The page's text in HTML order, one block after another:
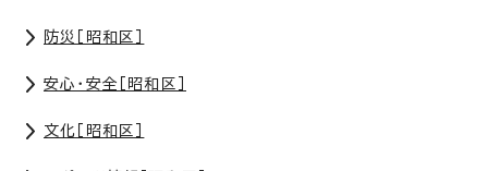
防災［昭和区］
安心・安全［昭和区］
文化［昭和区］